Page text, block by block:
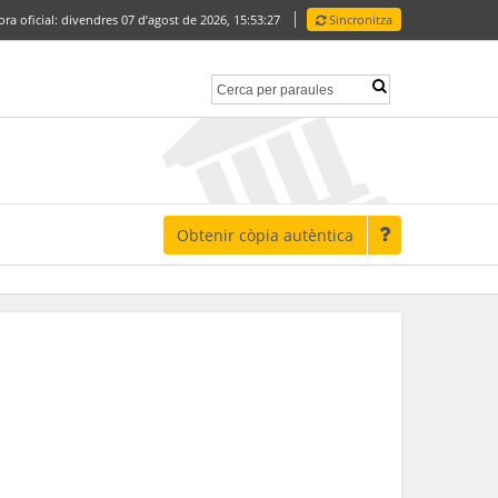
oficial: divendres 07 d’agost de 2026, 15:53:27 Sincronitza
Obtenir còpia autèntica